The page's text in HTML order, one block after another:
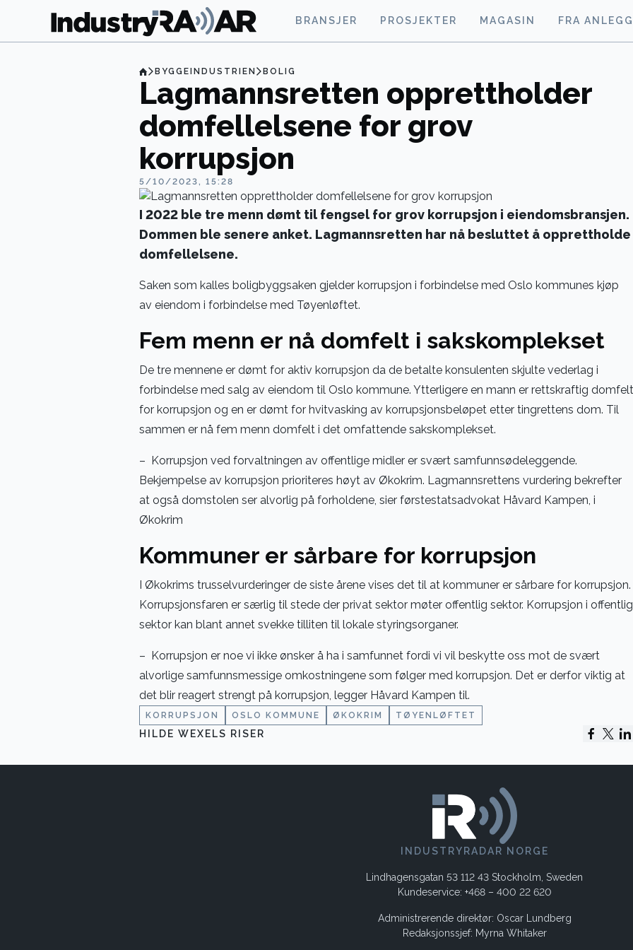
BRANSJER PROSJEKTER MAGASIN FRA
BYGGEINDUSTRIEN BOLIG
Lagmannsretten opprettholder
domfellelsene for grov
korrupsjon
5/10/2023, 15:28
I 2022 ble tre menn dømt til fengsel for grov korrupsjon i eiendomsbransjen.
Dommen ble senere anket. Lagmannsretten har nå besluttet å opprettholde
domfellelsene.
Saken som kalles boligbyggsaken gjelder korrupsjon i forbindelse med Oslo kommunes kjøp
av eiendom i forbindelse med Tøyenløftet.
Fem menn er nå domfelt i sakskomplekset
De tre mennene er dømt for aktiv korrupsjon da de betalte konsulenten skjulte vederlag i
forbindelse med salg av eiendom til Oslo kommune. Ytterligere en mann er rettskraftig domfelt
for korrupsjon og en er dømt for hvitvasking av korrupsjonsbeløpet etter tingrettens dom. Til
sammen er nå fem menn domfelt i det omfattende sakskomplekset.
– Korrupsjon ved forvaltningen av offentlige midler er svært samfunnsødeleggende.
Bekjempelse av korrupsjon prioriteres høyt av Økokrim. Lagmannsrettens vurdering bekrefter
at også domstolen ser alvorlig på forholdene, sier førstestatsadvokat Håvard Kampen, i
Økokrim
Kommuner er sårbare for korrupsjon
I Økokrims trusselvurderinger de siste årene vises det til at kommuner er sårbare for korrupsjon.
Korrupsjonsfaren er særlig til stede der privat sektor møter offentlig sektor. Korrupsjon i offentlig
sektor kan blant annet svekke tilliten til lokale styringsorganer.
– Korrupsjon er noe vi ikke ønsker å ha i samfunnet fordi vi vil beskytte oss mot de svært
alvorlige samfunnsmessige omkostningene som følger med korrupsjon. Det er derfor viktig at
det blir reagert strengt på korrupsjon, legger Håvard Kampen til.
KORRUPSJON OSLO KOMMUNE ØKOKRIM TØYENLØFTET
HILDE WEXELS RISER
INDUSTRYRADAR NORGE
Lindhagensgatan 53 112 43 Stockholm, Sweden
Kundeservice: +468 – 400 22 620
Administrerende direktør: Oscar Lundberg
Redaksjonssjef: Myrna Whitaker